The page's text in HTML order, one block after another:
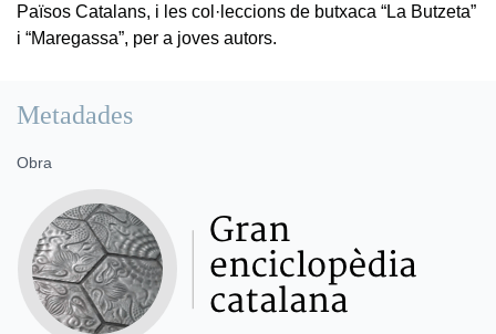
Països Catalans, i les col·leccions de butxaca “La Butzeta”
i “Maregassa”, per a joves autors.
Metadades
Obra